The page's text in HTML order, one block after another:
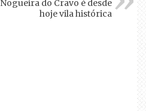
Nogueira do Cravo é desde
hoje vila histórica